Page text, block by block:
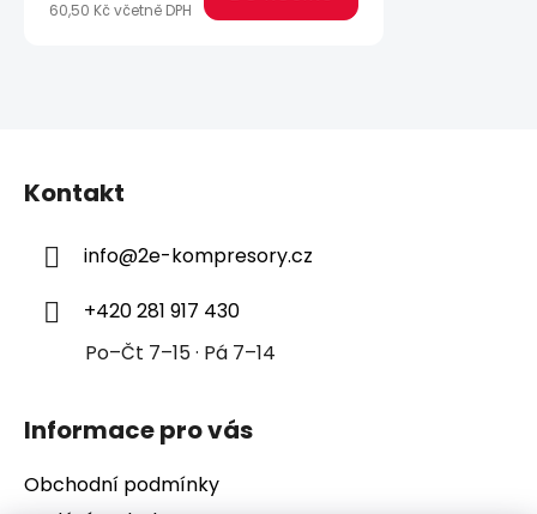
60,50 Kč včetně DPH
Kontakt
info@2e-kompresory.cz
+420 281 917 430
Po–Čt 7–15 · Pá 7–14
Informace pro vás
Obchodní podmínky